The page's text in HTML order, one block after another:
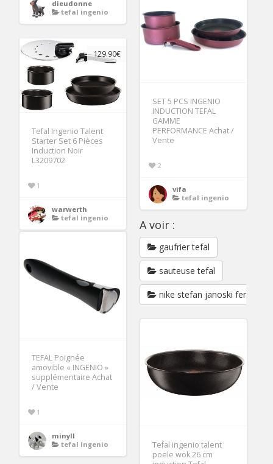
dieudonne
tefal ingenio
SET 5 PCS INGENIO
INDUCTION TEFAL
GAMME
PERFORMANCE Achat /
Vente
2
vifa
tefal ingenio
129.90€
Tefal Ingenio Talent
Starter Set 6 Pièces
Induction Noir
L3209702
1
warwerth
tefal ingenio
A voir :
gaufrier tefal
sauteuse tefal
nike stefan janoski femme
TEFAL Poignée
amovible « INGENIO »
supplémentaire Achat
/ Vente
1
minyll
tefal ingenio
Tefal ingenio talent
poele wok 26 cm